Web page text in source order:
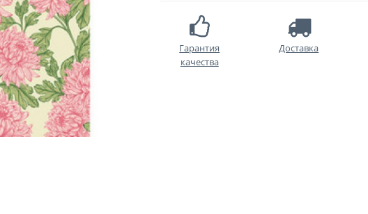
Гарантия
качества
Доставка